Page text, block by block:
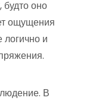
будто оно
ощущения
логично и
В